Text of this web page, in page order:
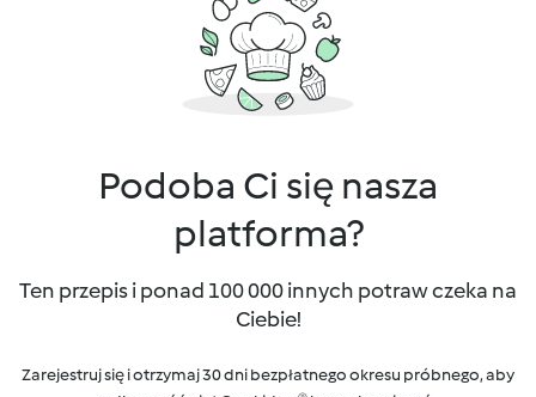
Podoba Ci się nasza
platforma?
Ten przepis i ponad 100 000 innych potraw czeka na
Ciebie!
Zarejestruj się i otrzymaj 30 dni bezpłatnego okresu próbnego, aby